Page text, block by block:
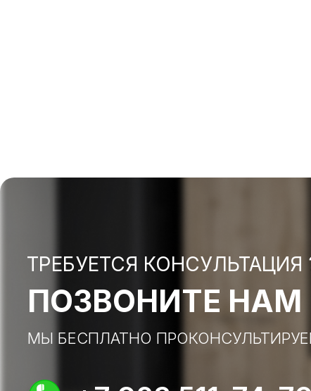
ТРЕБУЕТСЯ КОНСУЛЬТАЦИЯ
ПОЗВОНИТЕ НАМ
МЫ БЕСПЛАТНО